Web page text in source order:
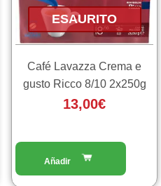
ESAURITO
Café Lavazza Crema e
gusto Ricco 8/10 2x250g
13,00€